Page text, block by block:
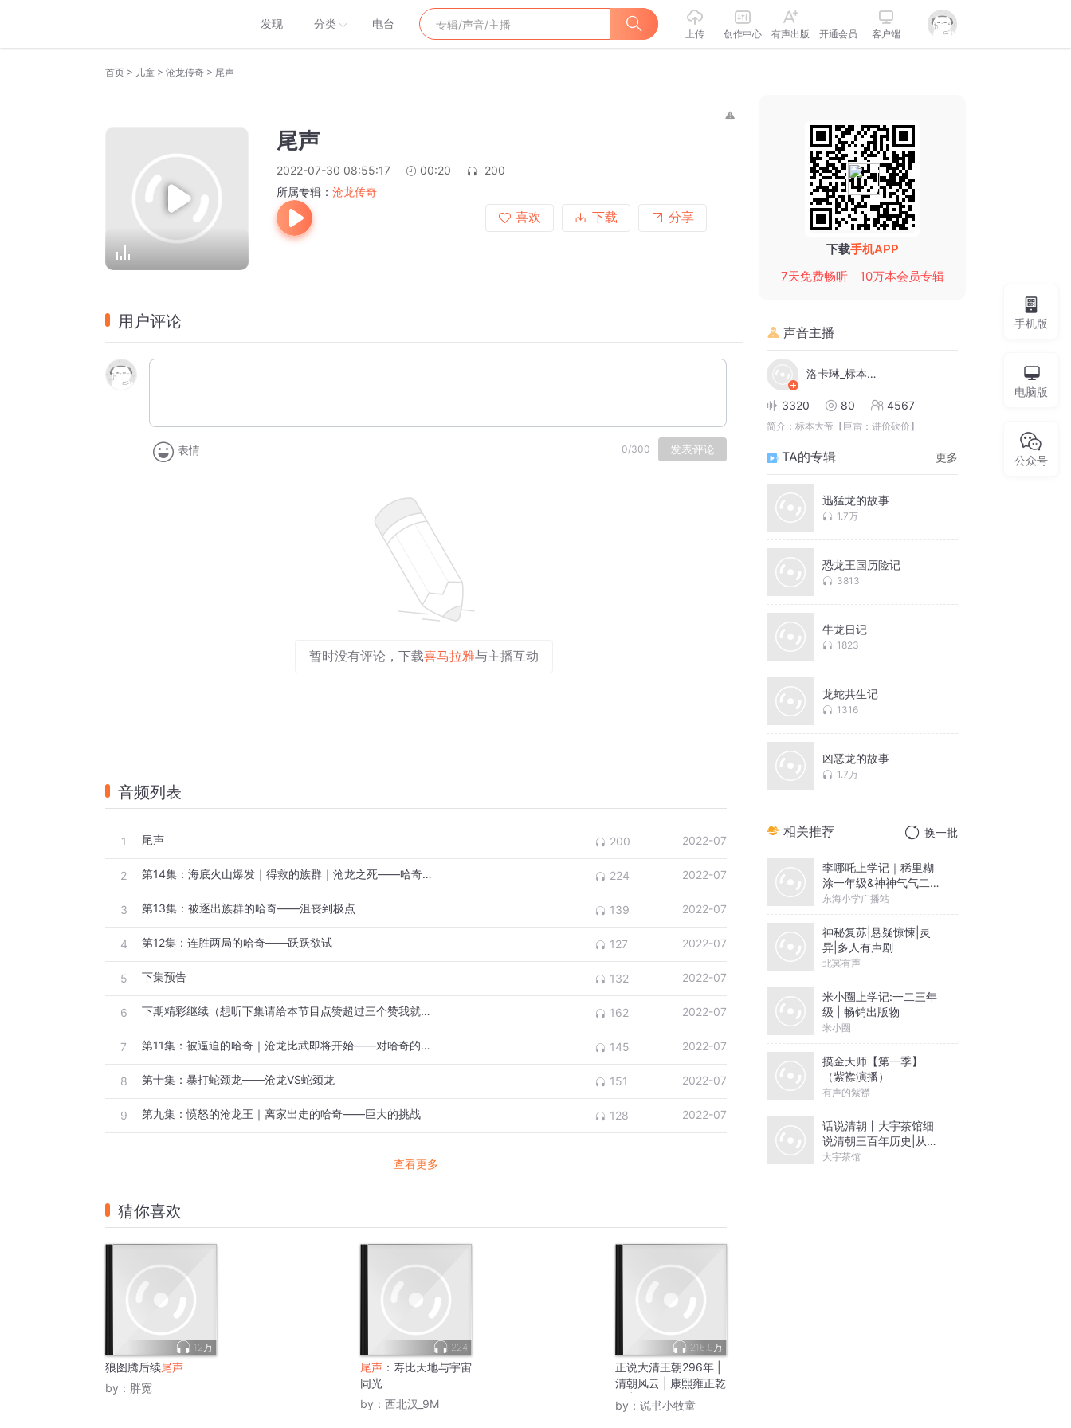
发现 分类 电台
上传 创作中心 有声出版 开通会员 客户端
首页 > 儿童 > 沧龙传奇 > 尾声
尾声
2022-07-30 08:55:17 00:20
200
所属专辑： 沧龙传奇
喜欢
下载 分享
用户评论
表情 0/300 发表评论
暂时没有评论，下载喜马拉雅与主播互动
音频列表
1 尾声 200 2022-07
2 第14集：海底火山爆发｜得救的族群｜沧龙之死——哈奇成了英雄 224 2022-07
3 第13集：被逐出族群的哈奇——沮丧到极点 139 2022-07
4 第12集：连胜两局的哈奇——跃跃欲试 127 2022-07
5 下集预告 132 2022-07
6 下期精彩继续（想听下集请给本节目点赞超过三个赞我就更新下集） 162 2022-07
7 第11集：被逼迫的哈奇｜沧龙比武即将开始——对哈奇的巨大挑战 145 2022-07
8 第十集：暴打蛇颈龙——沧龙VS蛇颈龙 151 2022-07
9 第九集：愤怒的沧龙王｜离家出走的哈奇——巨大的挑战 128 2022-07
查看更多
猜你喜欢
12万
狼图腾后续尾声
by： 胖宽
224
尾声 ：寿比天地与宇宙
同光
by： 西北汉_9M
216.9万
正说大清王朝296年 |
清朝风云 | 康熙雍正乾
隆 | 全面了解封建王朝
的 尾声
by： 说书小牧童
下载手机APP
7天免费畅听
10万本会员专辑
声音主播
洛卡琳_标本大帝
3320 80 4567
简介： 标本大帝【巨雷：讲价砍价】
TA的专辑 更多
迅猛龙的故事
1.7万
恐龙王国历险记
3813
牛龙日记
1823
龙蛇共生记
1316
凶恶龙的故事
1.7万
相关推荐 换一批
李哪吒上学记｜稀里糊
涂一年级&神神气气二年
级
东海小学广播站
神秘复苏|悬疑惊悚|灵
异|多人有声剧
北冥有声
米小圈上学记:一二三年
级 | 畅销出版物
米小圈
摸金天师【第一季】
（紫襟演播）
有声的紫襟
话说清朝丨大宇茶馆细
说清朝三百年历史|从努
尔哈赤到末代皇帝溥仪|
大宇茶馆
手机版
电脑版
公众号